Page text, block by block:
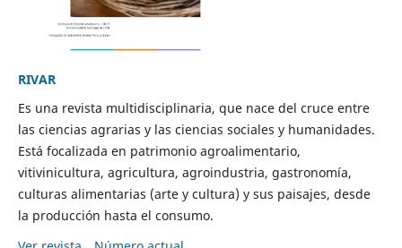
RIVAR
Es una revista multidisciplinaria, que nace del cruce entre
las ciencias agrarias y las ciencias sociales y humanidades.
Está focalizada en patrimonio agroalimentario,
vitivinicultura, agricultura, agroindustria, gastronomía,
culturas alimentarias (arte y cultura) y sus paisajes, desde
la producción hasta el consumo.